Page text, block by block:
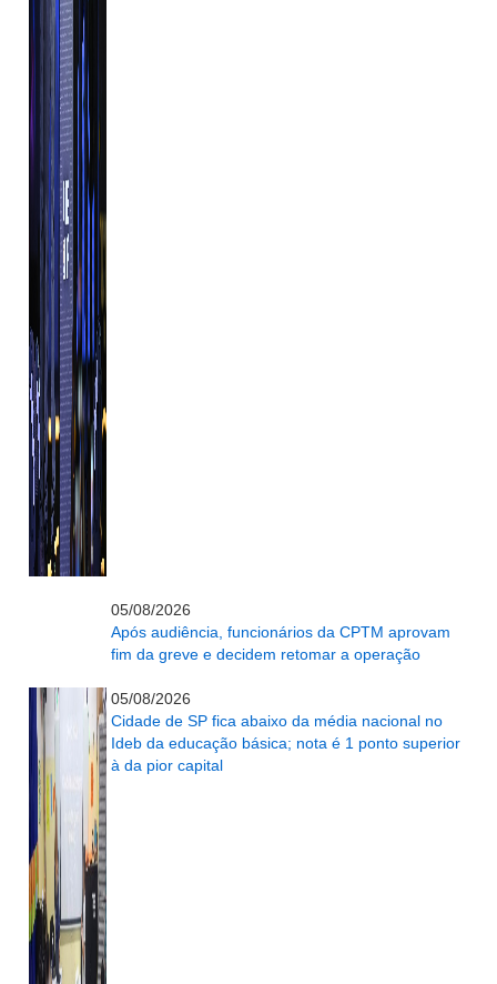
05/08/2026
Após audiência, funcionários da CPTM aprovam
fim da greve e decidem retomar a operação
05/08/2026
Cidade de SP fica abaixo da média nacional no
Ideb da educação básica; nota é 1 ponto superior
à da pior capital